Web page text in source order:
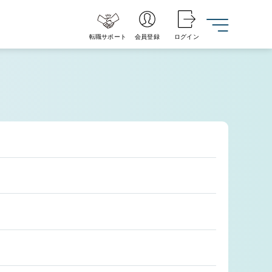
転職サポート 会員登録 ログイン